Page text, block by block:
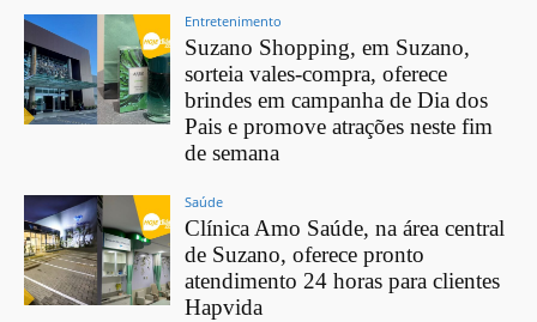
Entretenimento
Suzano Shopping, em Suzano,
sorteia vales-compra, oferece
brindes em campanha de Dia dos
Pais e promove atrações neste fim
de semana
Saúde
Clínica Amo Saúde, na área central
de Suzano, oferece pronto
atendimento 24 horas para clientes
Hapvida